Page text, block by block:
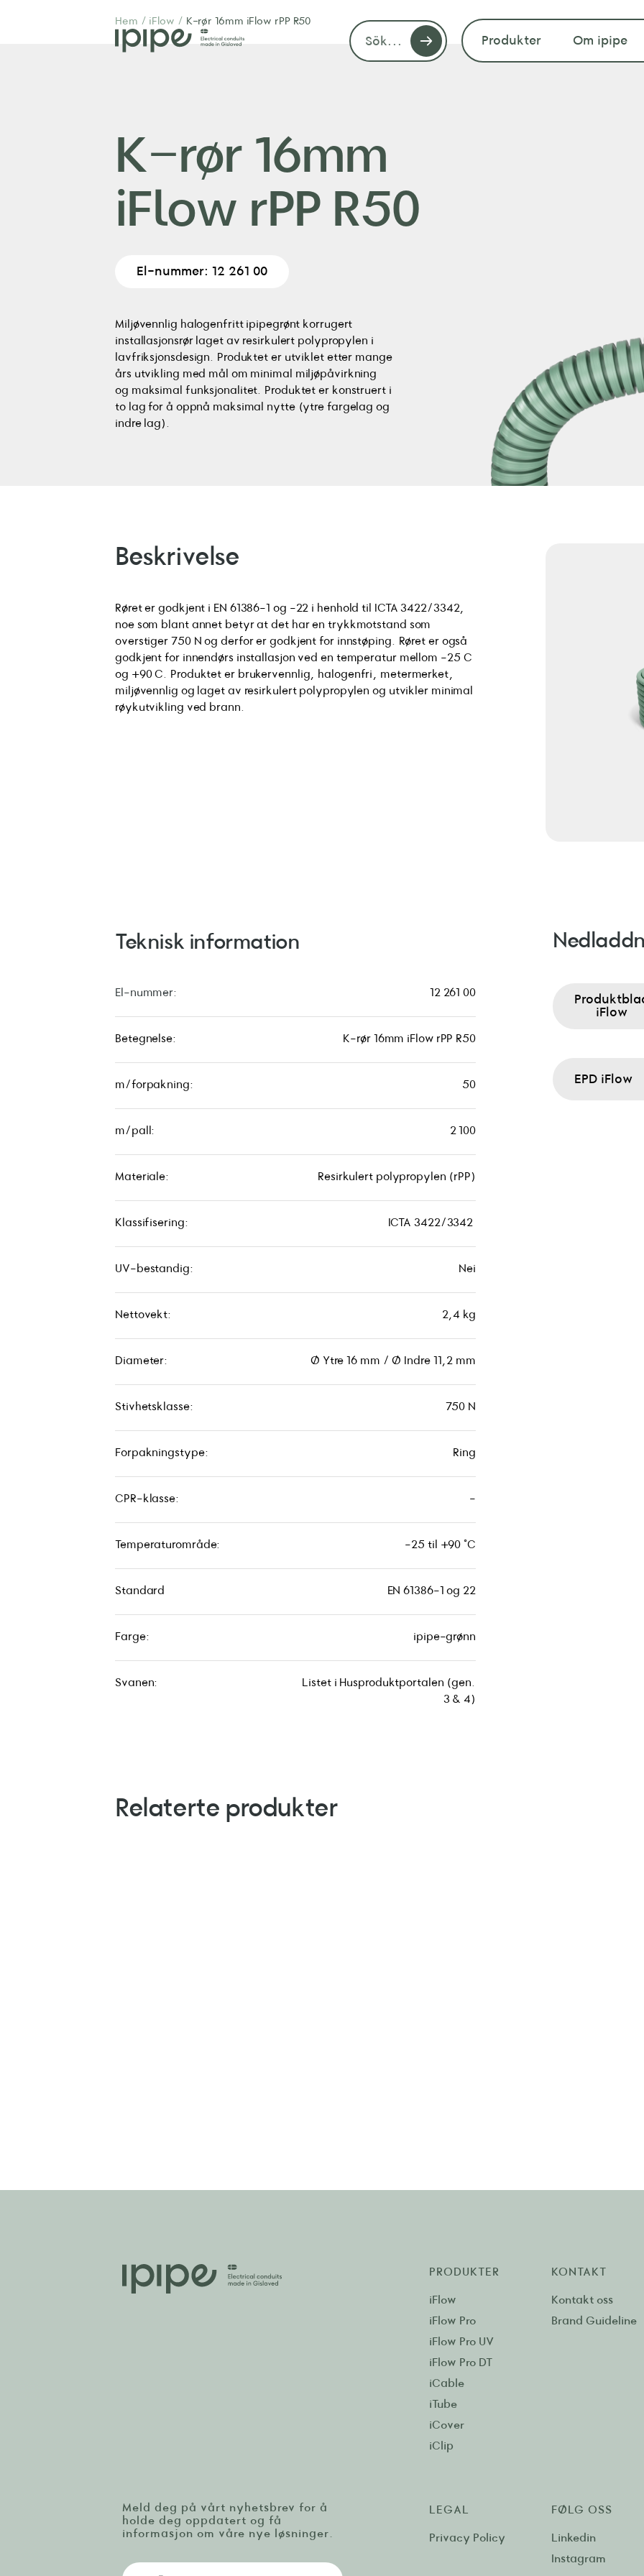
Produkter Om ipipe
Hem / iFlow / K-rør 16mm iFlow rPP R50
K-rør 16mm
iFlow rPP R50
El-nummer: 12 261 00
Miljøvennlig halogenfritt ipipegrønt korrugert
installasjonsrør laget av resirkulert polypropylen i
lavfriksjonsdesign. Produktet er utviklet etter mange
års utvikling med mål om minimal miljøpåvirkning
og maksimal funksjonalitet. Produktet er konstruert i
to lag for å oppnå maksimal nytte (ytre fargelag og
indre lag).
Beskrivelse
Røret er godkjent i EN 61386-1 og -22 i henhold til ICTA 3422/3342,
noe som blant annet betyr at det har en trykkmotstand som
overstiger 750 N og derfor er godkjent for innstøping. Røret er også
godkjent for innendørs installasjon ved en temperatur mellom -25 C
og +90 C. Produktet er brukervennlig, halogenfri, metermerket,
miljøvennlig og laget av resirkulert polypropylen og utvikler minimal
røykutvikling ved brann.
Teknisk information
El-nummer: 12 261 00
Betegnelse: K-rør 16mm iFlow rPP R50
m/forpakning: 50
m/pall: 2 100
Materiale: Resirkulert polypropylen (rPP)
Klassifisering: ICTA 3422/3342
UV-bestandig: Nei
Nettovekt: 2,4 kg
Diameter: Ø Ytre 16 mm / Ø Indre 11,2 mm
Stivhetsklasse: 750 N
Forpakningstype: Ring
CPR-klasse: -
Temperaturområde: -25 til +90 °C
Standard EN 61386-1 og 22
Farge: ipipe-grønn
Svanen:
Listet i Husproduktportalen (gen.
3 & 4)
iFlow
EPD iFlow
Relaterte produkter
PRODUKTER
iFlow
iFlow Pro
iFlow Pro UV
iFlow Pro DT
iCable
iTube
iCover
iClip
KONTAKT
Kontakt oss
Brand Guideline
Meld deg på vårt nyhetsbrev for å
holde deg oppdatert og få
informasjon om våre nye løsninger.
LEGAL
Privacy Policy
FØLG OSS
Linkedin
Instagram